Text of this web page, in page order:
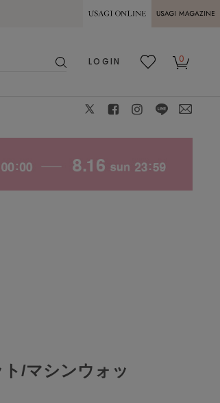
熊本県熊本地方を震源とする地震の影響に
MAGAZINE
LOGIN
0
/マシンウォッ